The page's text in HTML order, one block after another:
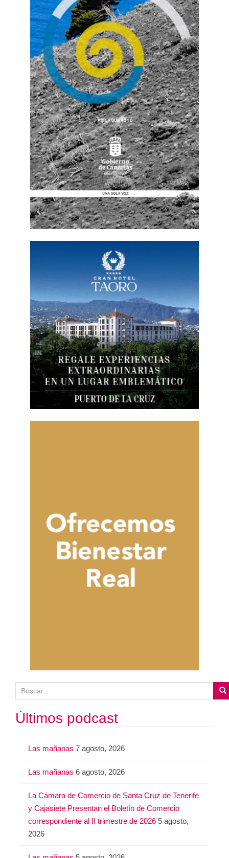
u
sÚltimos podcast
Las mañanas 7 agosto, 2026
Las mañanas 6 agosto, 2026
La Cámara de Comercio de Santa Cruz de Tenerife
y Cajasiete Presentan el Boletín de Comercio
correspondiente al II trimestre de 2026 5 agosto,
2026